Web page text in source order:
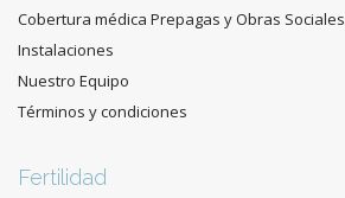
Cobertura médica Prepagas y Obras Sociales
Instalaciones
Nuestro Equipo
Términos y condiciones
Fertilidad